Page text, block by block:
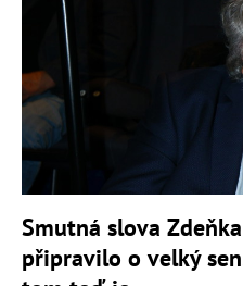
Smutná slova
připravilo o velký